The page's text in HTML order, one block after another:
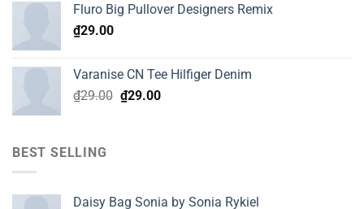
Fluro Big Pullover Designers Remix
₫29.00
Varanise CN Tee Hilfiger Denim
₫29.00 Original
₫29.00Current
BEST SELLING
Daisy Bag Sonia by Sonia Rykiel